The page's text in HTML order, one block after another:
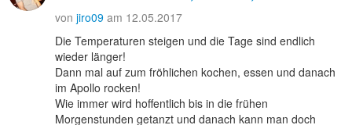
von jiro09 am 12.05.2017
Die Temperaturen steigen und die Tage sind endlich
wieder länger!
Dann mal auf zum fröhlichen kochen, essen und danach
im Apollo rocken!
Wie immer wird hoffentlich bis in die frühen
Morgenstunden getanzt und danach kann man doch